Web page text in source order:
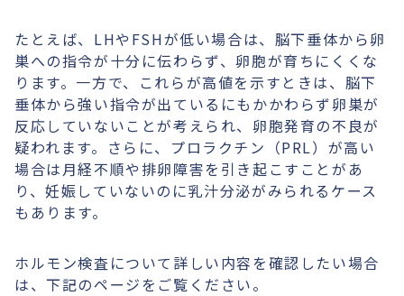
たとえば、LHやFSHが低い場合は、脳下垂体から卵
巣への指令が十分に伝わらず、卵胞が育ちにくくな
ります。一方で、これらが高値を示すときは、脳下
垂体から強い指令が出ているにもかかわらず卵巣が
反応していないことが考えられ、卵胞発育の不良が
疑われます。さらに、プロラクチン（PRL）が高い
場合は月経不順や排卵障害を引き起こすことがあ
り、妊娠していないのに乳汁分泌がみられるケース
もあります。
ホルモン検査について詳しい内容を確認したい場合
は、下記のページをご覧ください。